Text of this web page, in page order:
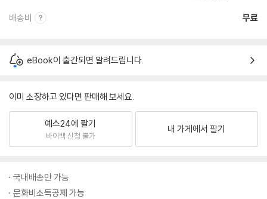
배송비 무료
eBook이 출간되면 알려드립니다.
이미 소장하고 있다면 판매해 보세요.
예스24에 팔기
바이백 신청 불가
내 가게에서 팔기
국내배송만 가능
문화비소득공제 가능